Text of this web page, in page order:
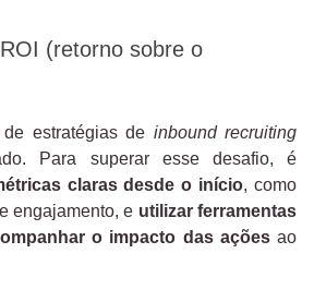
(retorno sobre o
estratégias de inbound recruiting
Para superar esse desafio, é
claras desde o início, como
engajamento, e utilizar ferramentas
o impacto das açõesao